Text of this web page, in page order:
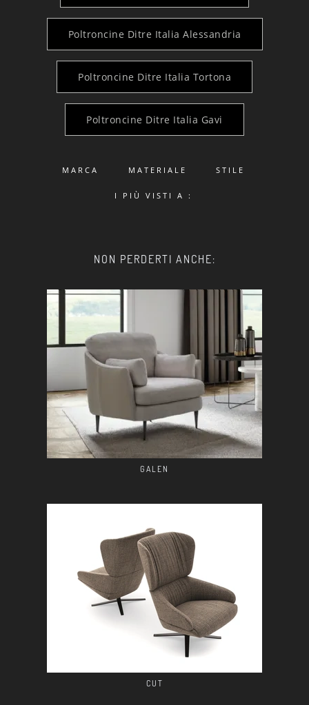
Poltroncine Ditre Italia Alessandria
Poltroncine Ditre Italia Tortona
Poltroncine Ditre Italia Gavi
MARCA MATERIALE STILE
I PIÙ VISTI A :
NON PERDERTI ANCHE:
GALEN
CUT